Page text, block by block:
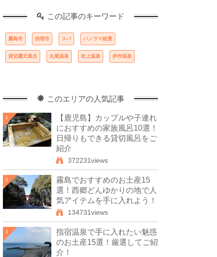
この記事のキーワード
霧島市 指宿市 スパ パノラマ絶景
貸切露天風呂 丸尾温泉 吹上温泉 伊作温泉
このエリアの人気記事
1
【鹿児島】カップルや子連れ
におすすめの家族風呂10選！
日帰りもできる貸切風呂をご
紹介
372231views
2
霧島でおすすめのお土産15
選！西郷どんゆかりの地で人
気アイテムを手に入れよう！
134731views
3
指宿温泉で手に入れたい魅惑
のお土産15選！厳選してご紹
介！